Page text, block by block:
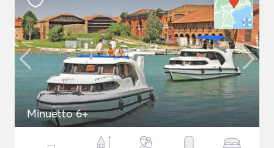
Minuetto 6+